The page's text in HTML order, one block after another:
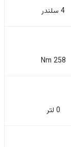
4 سلندر
258 Nm
0 لتر